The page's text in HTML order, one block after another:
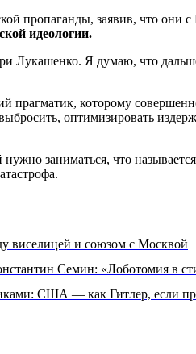
пропаганды, заявив, что они с
идеологии.
Лукашенко. Я думаю, что
которому
оптимизировать
заниматься, что
и союзом с Москвой
Семин: «Лоботомия в
США — как Гитлер, если